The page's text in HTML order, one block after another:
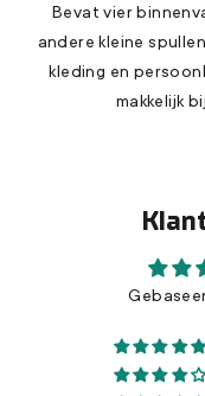
Bevat vier
andere kleine
kleding en
makkelijk